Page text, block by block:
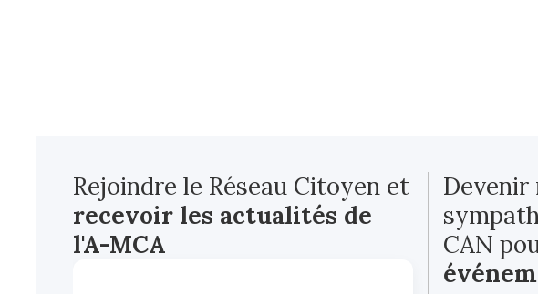
Rejoindre le Réseau Citoyen et
recevoir les actualités de
l'A-MCA
Devenir
CAN